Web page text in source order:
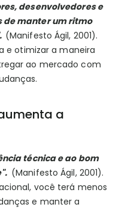
desenvolvedores e
de manter um ritmo
(Manifesto Ágil, 2001).
e otimizar a maneira
ao mercado com
a
técnica e ao bom
(Manifesto Ágil, 2001).
você terá menos
e manter a